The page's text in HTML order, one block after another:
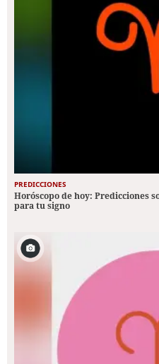
PREDICCIONES
Horóscopo de hoy: Predicciones
para tu signo